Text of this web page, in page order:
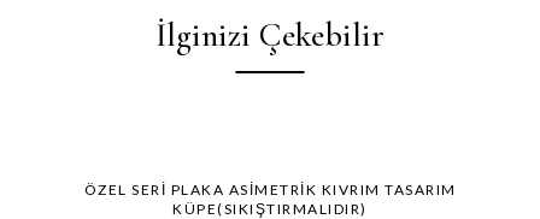
İlginizi Çekebilir
ÖZEL SERI PLAKA ASIMETRIK KIVRIM TASARIM
KÜPE(SIKIŞTIRMALIDIR)